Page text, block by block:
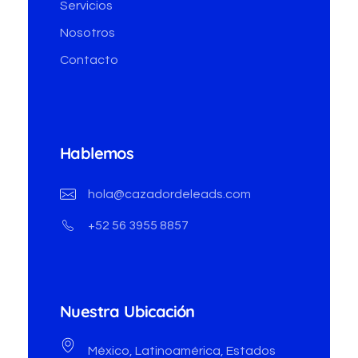
Servicios
Nosotros
Contacto
Hablemos
hola@cazadordeleads.com
+52 56 3955 8857
Nuestra Ubicación
México, Latinoamérica, Estados